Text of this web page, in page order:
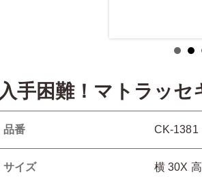
入手困難！マトラッ
品番 CK-1381
サイズ 横 30X